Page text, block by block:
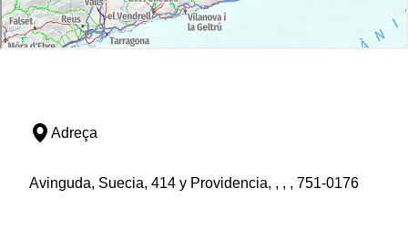
Adreça
Avinguda, Suecia, 414 y Providencia, , , , 751-0176